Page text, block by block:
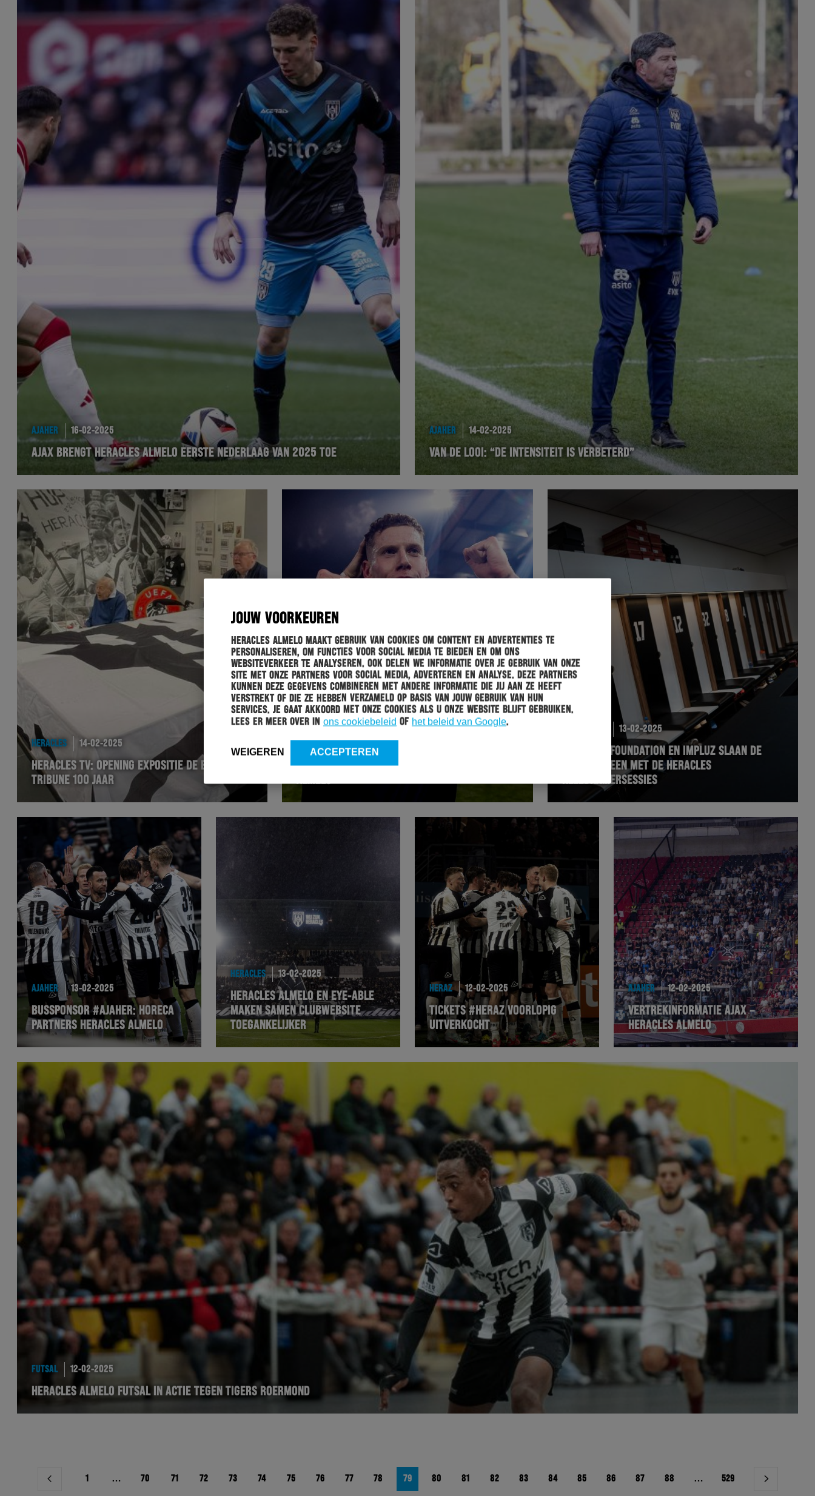
JOUW VOORKEUREN
Heracles Almelo maakt gebruik van cookies om content en advertenties te
personaliseren, om functies voor social media te bieden en om ons
websiteverkeer te analyseren. Ook delen we informatie over je gebruik van onze
site met onze partners voor social media, adverteren en analyse. Deze partners
kunnen deze gegevens combineren met andere informatie die jij aan ze heeft
verstrekt of die ze hebben verzameld op basis van jouw gebruik van hun
services. Je gaat akkoord met onze cookies als u onze website blijft gebruiken.
Lees er meer over in ons cookiebeleid of het beleid van Google.
WEIGEREN ACCEPTEREN
AJAHER 16-02-2025
AJAX BRENGT HERACLES ALMELO EERSTE NEDERLAAG VAN 2025 TOE
AJAHER 14-02-2025
VAN DE LOOI: “DE INTENSITEIT IS VERBETERD”
HERACLES 14-02-2025
HERACLES TV: OPENING EXPOSITIE DE ENGELSE
TRIBUNE 100 JAAR
AJAHER 13-02-2025
WARMING UP: DE CIJFERS VAN AJAX – HERACLES
ALMELO
13-02-2025
HERACLES FOUNDATION EN IMPLUZ SLAAN DE
HANDEN INEEN MET DE HERACLES
KLEEDKAMERSESSIES
AJAHER 13-02-2025
BUSSPONSOR #AJAHER: HORECA
PARTNERS HERACLES ALMELO
HERACLES 13-02-2025
HERACLES ALMELO EN EYE-ABLE
MAKEN SAMEN CLUBWEBSITE
TOEGANKELIJKER
HERAZ 12-02-2025
TICKETS #HERAZ VOORLOPIG
UITVERKOCHT
AJAHER 12-02-2025
VERTREKINFORMATIE AJAX –
HERACLES ALMELO
FUTSAL 12-02-2025
HERACLES ALMELO FUTSAL IN ACTIE TEGEN TIGERS ROERMOND
Berichtnavigatie
1 … 70 71 72 73 74 75 76 77 78 79 80 81 82 83 84 85 86 87 88 … 529